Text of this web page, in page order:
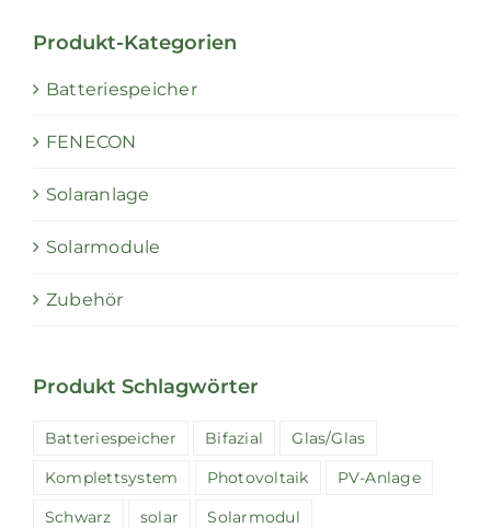
Produkt-Kategorien
Batteriespeicher
FENECON
Solaranlage
Solarmodule
Zubehör
Produkt Schlagwörter
Batteriespeicher Bifazial
Glas/Glas
Komplettsystem
Photovoltaik
PV-Anlage
Schwarz
solar
Solarmodul